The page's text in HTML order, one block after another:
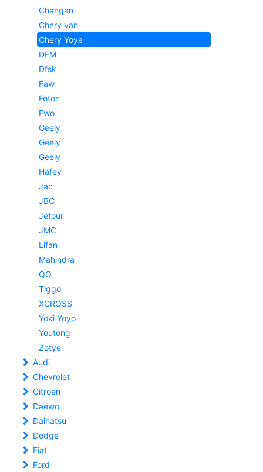
Changan
Chery van
Chery Yoya
DFM
Dfsk
Faw
Foton
Fwo
Geely
Geely
Geely
Hafey
Jac
JBC
Jetour
JMC
Lifan
Mahindra
QQ
Tiggo
XCROSS
Yoki Yoyo
Youtong
Zotye
Audi
Chevrolet
Citroen
Daewo
Daihatsu
Dodge
Fiat
Ford